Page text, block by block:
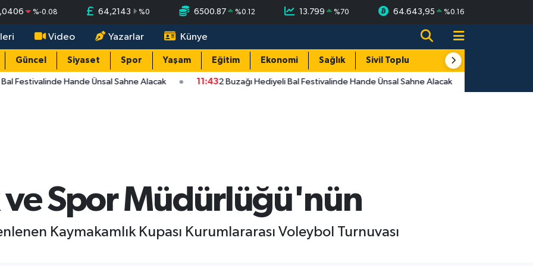
%-0.08 64,2143 %0 6500.87 %0.12 13.799 %70 64.643,95 %0.16
Video Yazarlar Künye
Güncel Siyaset Spor Yaşam Eğitim Ekonomi Sağlık Sivil Toplum Turizm
Festivalinde Hande Ünsal Sahne Alacak 11:432 Buzağı Hediyeli Bal Festivalinde Hande Ünsal Sahne Alacak
ve Spor Müdürlüğü'nün
Kaymakamlık Kupası Kurumlararası Voleybol Turnuvası